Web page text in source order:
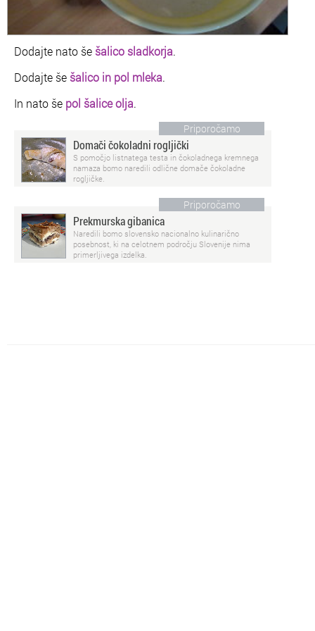
Dodajte nato še šalico sladkorja.
Dodajte še šalico in pol mleka.
In nato še pol šalice olja.
Priporočamo
Domači čokoladni rogljički
S pomočjo listnatega testa in čokoladnega kremnega
namaza bomo naredili odlične domače čokoladne
rogljičke.
Priporočamo
Prekmurska gibanica
Naredili bomo slovensko nacionalno kulinarično
posebnost, ki na celotnem področju Slovenije nima
primerljivega izdelka.